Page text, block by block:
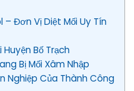
Đơn Vị Diệt Mối Uy Tín
Huyện Bố Trạch
Bị Mối Xâm Nhập
Nghiệp Của Thành Công